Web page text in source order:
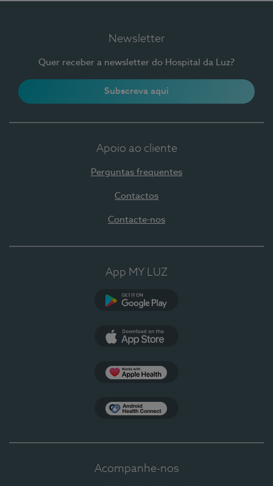
Newsletter
Quer receber a newsletter do Hospital da Luz?
Subscreva aqui
Apoio ao cliente
Perguntas frequentes
Contactos
Contacte-nos
App MY LUZ
Acompanhe-nos